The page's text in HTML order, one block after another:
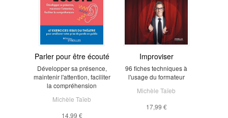
Parler pour être écouté
Développer sa présence,
maintenir l'attention, faciliter
la compréhension
Michèle Taïeb
14,99 €
Improviser
96 fiches techniques à
l'usage du formateur
Michèle Taïeb
17,99 €